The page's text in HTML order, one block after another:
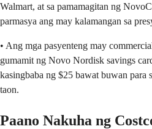
Walmart, at sa pamamagitan ng
parmasya ang may kalamangan sa
• Ang mga pasyenteng may
gumamit ng Novo Nordisk savings
kasingbaba ng $25 bawat buwan para
taon.
Paano Nakuha ng